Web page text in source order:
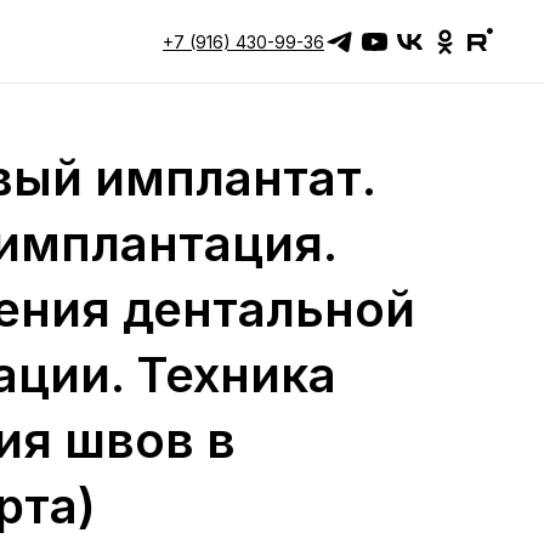
+7 (916) 430-99-36
материалы
курсы
имплантат.
дентальной
Техника
швов в